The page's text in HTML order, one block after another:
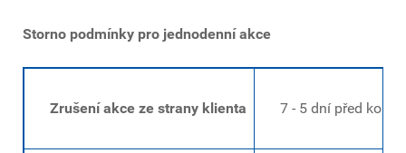
Storno podmínky pro jednodenní akce
Zrušení akce ze strany klienta 7 - 5 dní před